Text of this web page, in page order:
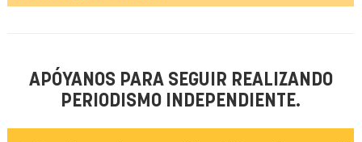
APÓYANOS PARA SEGUIR REALIZANDO
PERIODISMO INDEPENDIENTE.